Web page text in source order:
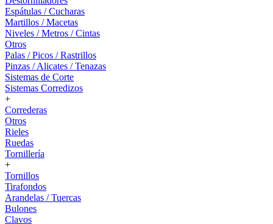
Espátulas / Cucharas
Martillos / Macetas
Niveles / Metros / Cintas
Otros
Palas / Picos / Rastrillos
Pinzas / Alicates / Tenazas
Sistemas de Corte
Sistemas Corredizos
+
Correderas
Otros
Rieles
Ruedas
Tornillería
+
Tornillos
Tirafondos
Arandelas / Tuercas
Bulones
Clavos